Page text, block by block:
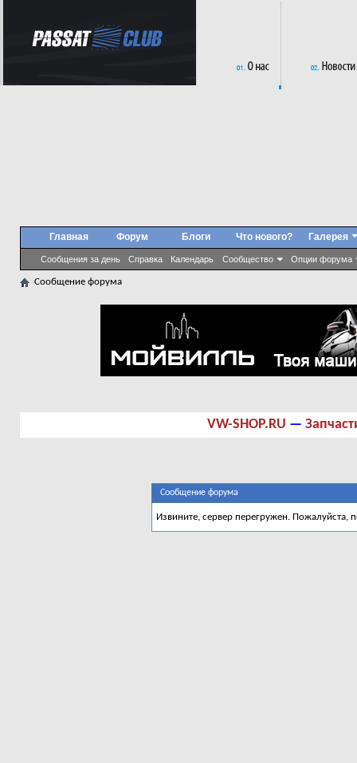
Главная Форум
Сообщения за день Справка Календарь Сообщество Опции форума
Блоги Что нового? Галерея
Сообщение форума
VW-SHOP.RU —
Сообщение форума
Извините, сервер перегружен. Пожалуйста,